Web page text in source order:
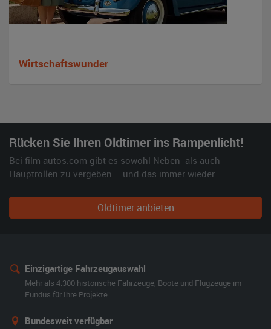
Wirtschaftswunder
Rücken Sie Ihren Oldtimer ins Rampenlicht!
Bei film-autos.com gibt es sowohl Neben- als auch
Hauptrollen zu vergeben – und das immer wieder.
Oldtimer anbieten
Einzigartige Fahrzeugauswahl
Mehr als 4.300 historische Fahrzeuge, Boote und Flugzeuge im
Fundus für Ihre Projekte.
Bundesweit verfügbar